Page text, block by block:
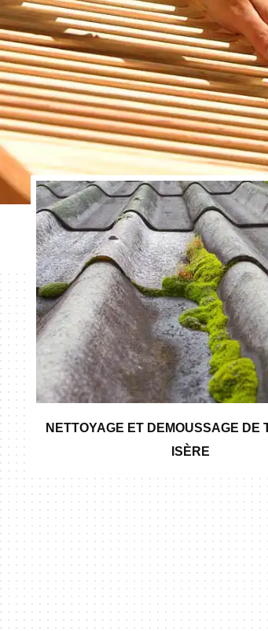
NETTOYAGE ET DEMOUSSAGE DE
ISÈRE